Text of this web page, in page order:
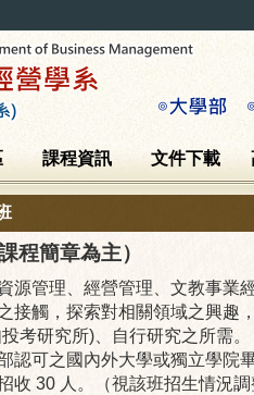
課程資訊 文件下載
程簡章為主）
源管理、經營管理、文教事業
接觸，探索對相關領域之興趣
考研究所)、自行研究之所需。
認可之國內外大學或獨立學院
收 30 人。（視該班招生情況調